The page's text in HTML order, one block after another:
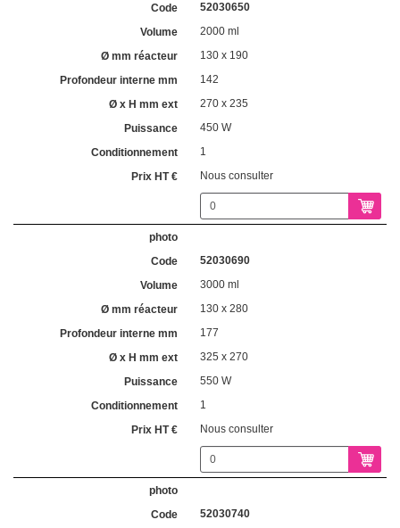
52030650
2000 ml
130 x 190
142
270 x 235
450 W
1
Nous consulter
52030690
3000 ml
130 x 280
177
325 x 270
550 W
1
Nous consulter
52030740